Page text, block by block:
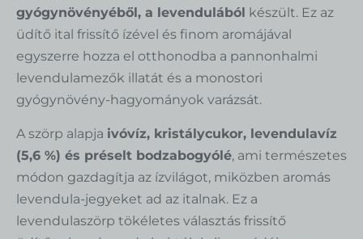
gyógynövényéből, a levendulából készült. Ez az
üdítő ital frissítő ízével és finom aromájával
egyszerre hozza el otthonodba a pannonhalmi
levendulamezők illatát és a monostori
gyógynövény-hagyományok varázsát.
A szörp alapja ivóvíz, kristálycukor, levendulavíz
(5,6 %) és préselt bodzabogyólé, ami természetes
módon gazdagítja az ízvilágot, miközben aromás
levendula-jegyeket ad az italnak. Ez a
levendulaszörp tökéletes választás frissítő